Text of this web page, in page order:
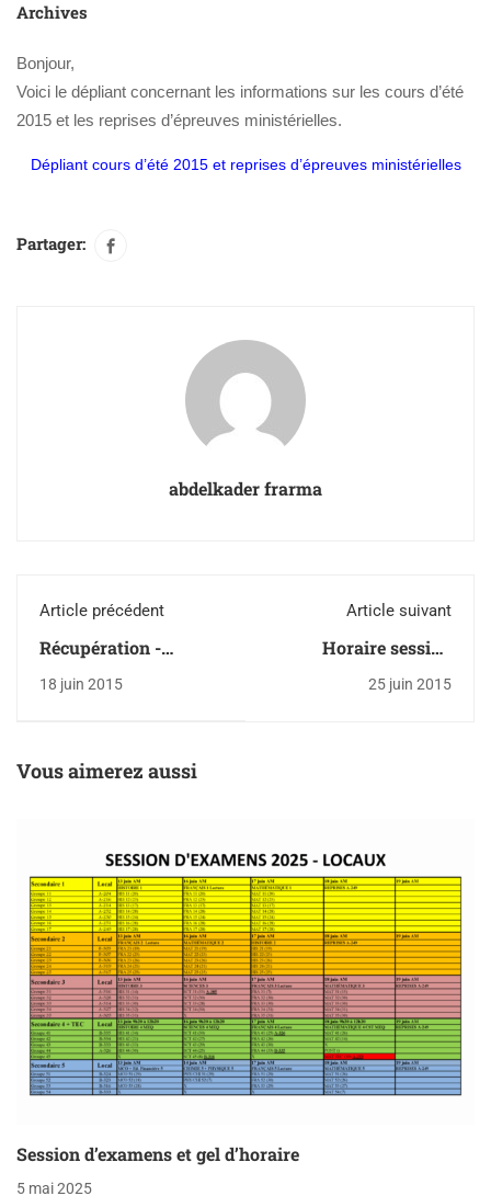
Archives
Bonjour,
Voici le dépliant concernant les informations sur les cours d’été
2015 et les reprises d’épreuves ministérielles.
Dépliant cours d’été 2015 et reprises d’épreuves ministérielles
Partager:
abdelkader frarma
Article précédent
Récupération -
18 juin 2015
Article suivant
Horaire session
25 juin 2015
Vous aimerez aussi
Session d’examens et gel d’horaire
5 mai 2025